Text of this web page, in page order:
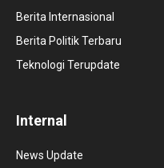
Berita Internasional
Berita Politik Terbaru
Teknologi Terupdate
Internal
News Update